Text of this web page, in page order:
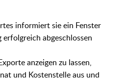
informiert sie ein Fenster
erfolgreich abgeschlossen
anzeigen zu lassen,
und Kostenstelle aus und